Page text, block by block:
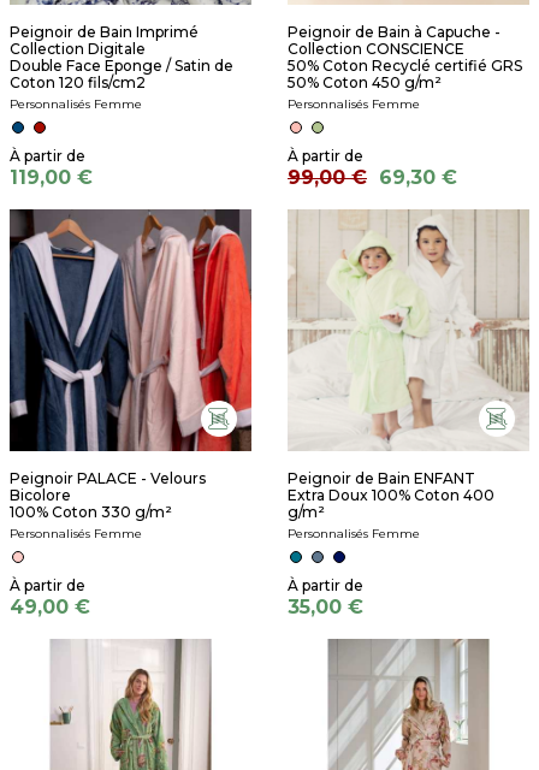
Peignoir de Bain Imprimé
Collection Digitale
Double Face Eponge / Satin de
Coton 120 fils/cm2
Personnalisés Femme
119,00 €
Peignoir de Bain à Capuche -
Collection CONSCIENCE
50% Coton Recyclé certifié GRS
50% Coton 450 g/m²
Personnalisés Femme
99,00 € 69,30 €
Peignoir PALACE - Velours
Bicolore
100% Coton 330 g/m²
Personnalisés Femme
49,00 €
Peignoir de Bain ENFANT
Extra Doux 100% Coton 400
g/m²
Personnalisés Femme
35,00 €